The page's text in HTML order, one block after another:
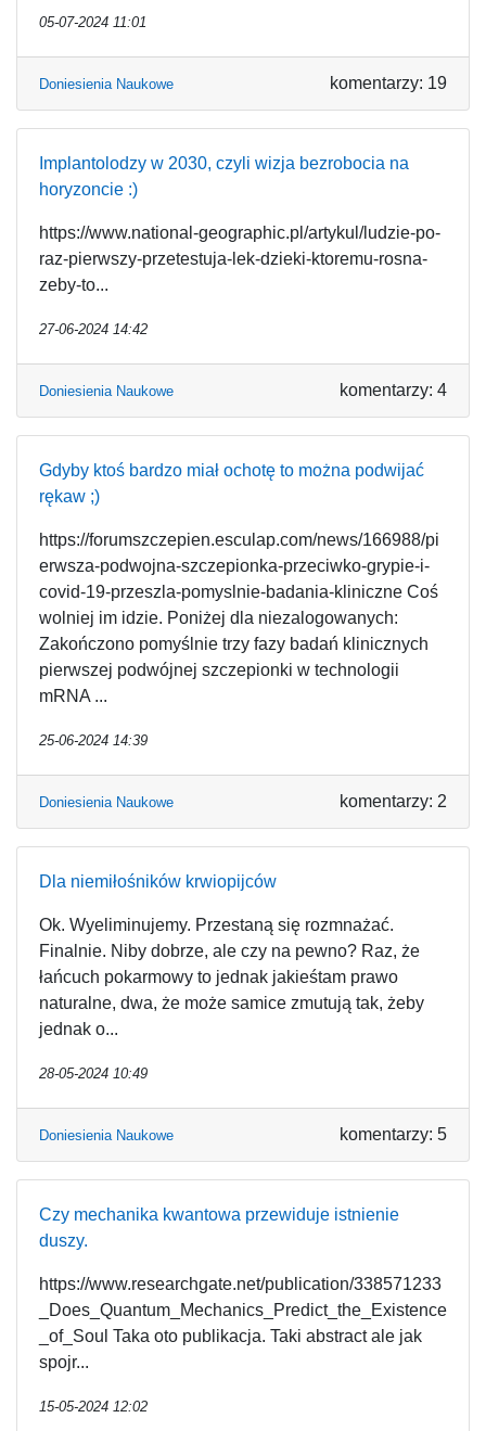
05-07-2024 11:01
Doniesienia Naukowe komentarzy: 19
Implantolodzy w 2030, czyli wizja bezrobocia na
horyzoncie :)
https://www.national-geographic.pl/artykul/ludzie-po-
raz-pierwszy-przetestuja-lek-dzieki-ktoremu-rosna-
zeby-to...
27-06-2024 14:42
Doniesienia Naukowe komentarzy: 4
Gdyby ktoś bardzo miał ochotę to można podwijać
rękaw ;)
https://forumszczepien.esculap.com/news/166988/pi
erwsza-podwojna-szczepionka-przeciwko-grypie-i-
covid-19-przeszla-pomyslnie-badania-kliniczne Coś
wolniej im idzie. Poniżej dla niezalogowanych:
Zakończono pomyślnie trzy fazy badań klinicznych
pierwszej podwójnej szczepionki w technologii
mRNA ...
25-06-2024 14:39
Doniesienia Naukowe komentarzy: 2
Dla niemiłośników krwiopijców
Ok. Wyeliminujemy. Przestaną się rozmnażać.
Finalnie. Niby dobrze, ale czy na pewno? Raz, że
łańcuch pokarmowy to jednak jakieśtam prawo
naturalne, dwa, że może samice zmutują tak, żeby
jednak o...
28-05-2024 10:49
Doniesienia Naukowe komentarzy: 5
Czy mechanika kwantowa przewiduje istnienie
duszy.
https://www.researchgate.net/publication/338571233
_Does_Quantum_Mechanics_Predict_the_Existence
_of_Soul Taka oto publikacja. Taki abstract ale jak
spojr...
15-05-2024 12:02